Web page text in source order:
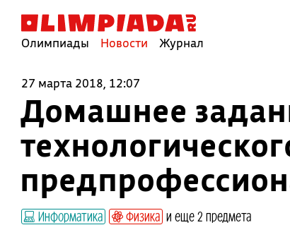
Олимпиады Новости Журнал
27 марта 2018, 12:07
Домашнее
Информатика Физика и еще 2 предмета